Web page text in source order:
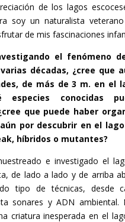
de los lagos
soy un naturalista
de mis fascinaciones
el fenómeno
décadas, ¿cree que
de más de 3 m. en el
conocidas
que puede haber
por descubrir en el lago
híbridos o mutantes?
e investigado el
de lado a lado y de arriba
tipo de técnicas, desde
sonares y ADN ambiental.
criatura inesperada en el